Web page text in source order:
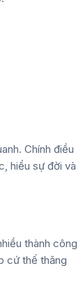
Chính điều
hiểu sự đời và
thành công
cứ thế thăng